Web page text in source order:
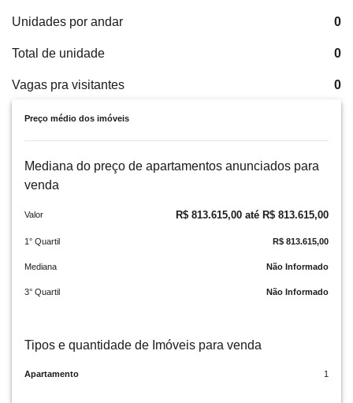
Unidades por andar 0
Total de unidade 0
Vagas pra visitantes 0
Preço médio dos imóveis
Mediana do preço de apartamentos anunciados para
venda
Valor R$ 813.615,00 até R$ 813.615,00
1° Quartil R$ 813.615,00
Mediana Não Informado
3° Quartil Não Informado
Tipos e quantidade de Imóveis para venda
Apartamento 1